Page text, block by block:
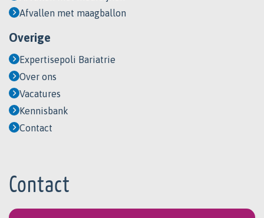
Afvallen met maagballon
Overige
Expertisepoli Bariatrie
Over ons
Vacatures
Kennisbank
Contact
Contact